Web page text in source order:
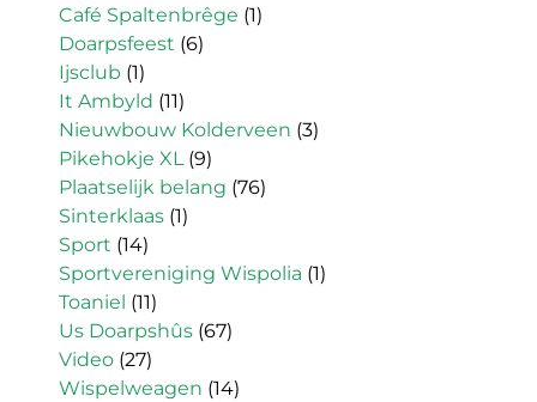
Café Spaltenbrêge (1)
Doarpsfeest (6)
Ijsclub (1)
It Ambyld (11)
Nieuwbouw Kolderveen (3)
Pikehokje XL(9)
Plaatselijk belang (76)
Sinterklaas (1)
Sport (14)
Sportvereniging Wispolia (1)
Toaniel (11)
Us Doarpshûs (67)
Video (27)
Wispelweagen (14)